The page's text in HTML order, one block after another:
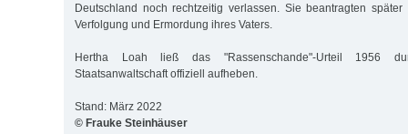
Deutschland noch rechtzeitig verlassen. Sie beantragten
Verfolgung und Ermordung ihres Vaters.
Hertha Loah ließ das "Rassenschande"-Urteil 1956
Staatsanwaltschaft offiziell aufheben.
Stand: März 2022
© Frauke Steinhäuser